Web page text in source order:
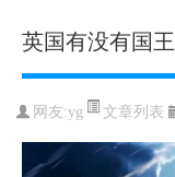
英国有没有国王
网友:yg 文章列表